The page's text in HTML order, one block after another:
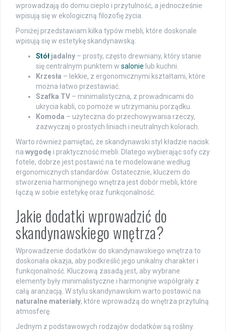
wprowadzają do domu ciepło i przytulność, a jednocześnie
wpisują się w ekologiczną filozofię życia.
Poniżej przedstawiam kilka typów mebli, które doskonale
wpisują się w estetykę skandynawską:
Stół jadalny – prosty, często drewniany, który stanie
się centralnym punktem w salonie lub kuchni.
Krzesła – lekkie, z ergonomicznymi kształtami, które
można łatwo przestawiać.
Szafka TV – minimalistyczna, z prowadnicami do
ukrycia kabli, co pomoże w utrzymaniu porządku.
Komoda – użyteczna do przechowywania rzeczy,
zazwyczaj o prostych liniach i neutralnych kolorach.
Warto również pamiętać, że skandynawski styl kładzie nacisk
na wygodę i praktyczność mebli. Dlatego wybierając sofy czy
fotele, dobrze jest postawić na te modelowane według
ergonomicznych standardów. Ostatecznie, kluczem do
stworzenia harmonijnego wnętrza jest dobór mebli, które
łączą w sobie estetykę oraz funkcjonalność.
Jakie dodatki wprowadzić do
skandynawskiego wnętrza?
Wprowadzenie dodatków do skandynawskiego wnętrza to
doskonała okazja, aby podkreślić jego unikalny charakter i
funkcjonalność. Kluczową zasadą jest, aby wybrane
elementy były minimalistyczne i harmonijnie współgrały z
całą aranżacją. W stylu skandynawskim warto postawić na
naturalne materiały, które wprowadzą do wnętrza przytulną
atmosferę.
Jednym z podstawowych rodzajów dodatków są rośliny.